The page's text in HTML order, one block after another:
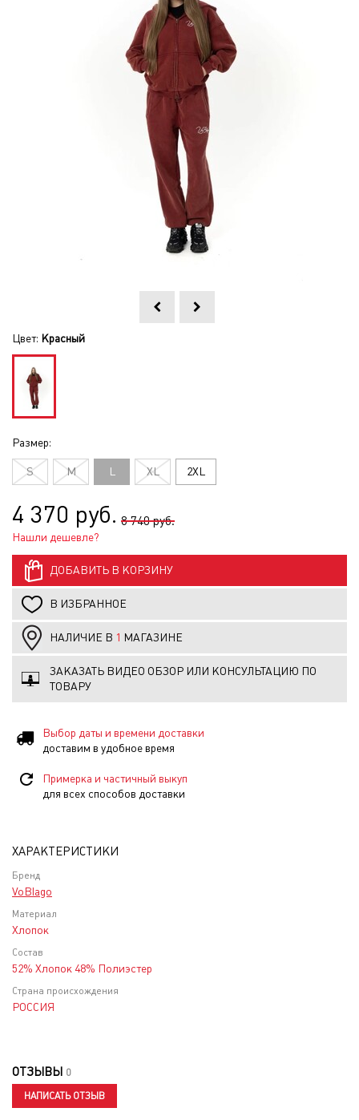
Цвет: Красный
Размер:
S M L XL 2XL
4 370 руб. 8 740 руб.
Нашли дешевле?
ДОБАВИТЬ В КОРЗИНУ
В ИЗБРАННОЕ
НАЛИЧИЕ В 1 МАГАЗИНЕ
ЗАКАЗАТЬ ВИДЕО ОБЗОР ИЛИ КОНСУЛЬТАЦИЮ ПО
ТОВАРУ
Выбор даты и времени доставки
доставим в удобное время
Примерка и частичный выкуп
для всех способов доставки
ХАРАКТЕРИСТИКИ
Бренд
VoBlago
Материал
Хлопок
Состав
52% Хлопок 48% Полиэстер
Страна происхождения
РОССИЯ
ОТЗЫВЫ 0
НАПИСАТЬ ОТЗЫВ